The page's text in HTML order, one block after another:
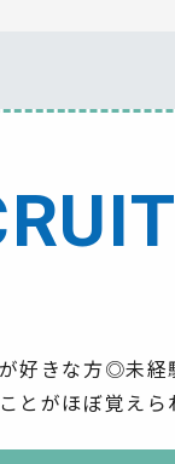
好きな方◎未経
とがほぼ覚えら